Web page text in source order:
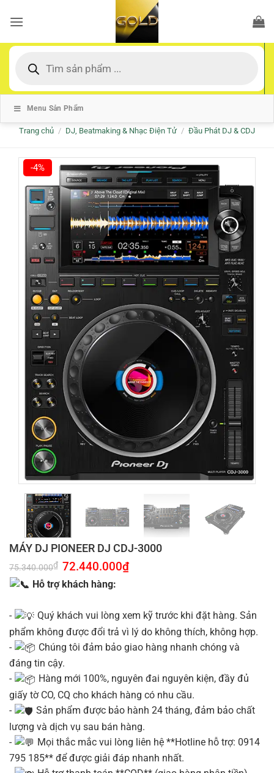
qua
dung
kiếm
Menu Sản Phẩm
Trang chủ / DJ, Beatmaking & Nhạc Điện Tử / Đầu Phát DJ & CDJ
-4%
MÁY DJ PIONEER DJ CDJ-3000
75.340.000₫ Giá
gốc
là:
75.340.000₫.
72.440.000₫Giá
Hỗ trợ khách hàng:
-
Quý khách vui lòng xem kỹ trước khi đặt hàng. Sản
phẩm không được đổi trả vì lý do không thích, không hợp.
-
Chúng tôi đảm bảo giao hàng nhanh chóng và
đáng tin cậy.
-
Hàng mới 100%, nguyên đai nguyên kiện, đầy đủ
giấy tờ CO, CQ cho khách hàng có nhu cầu.
-
Sản phẩm được bảo hành 24 tháng, đảm bảo chất
lượng và dịch vụ sau bán hàng.
-
Mọi thắc mắc vui lòng liên hệ **Hotline hỗ trợ: 0914
795 185** để được giải đáp nhanh nhất.